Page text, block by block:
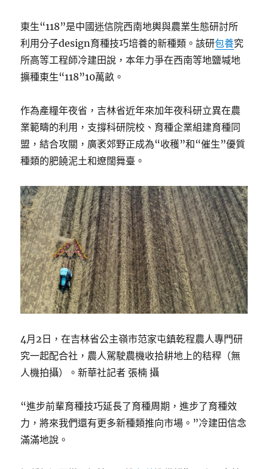
東生“118”是中國迷信院西南地輿與農業生態研討所
利用分子design育種技巧培養的新種類。該研包養究
所高等工程師冷建田說，本年力爭在西南等地鹽堿地
擴種東生“118”10萬畝。
作為產糧年夜省，吉林省近年來加年夜科研立異在農
業範疇的利用，支撐科研院校、育種企業組建育種同
盟，結合攻關，廣袤郊野正成為“收穫”和“催生”優質
種類的肥饒泥土和遼闊舞臺。
4月2日，在吉林省公主嶺市范家屯鎮乾程農人專門研
究一起配合社，農人駕駛農機收拾耕地上的秸稈（無
人機拍攝）。新華社記者 張楠 攝
“進步前輩育種技巧延長了育種周期，進步了育種效
力，將來我們還有更多新種類推向市場。”冷建田信念
滿滿地說。